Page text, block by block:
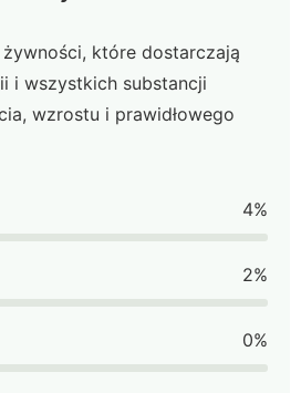
żywności, które dostarczają
i wszystkich substancji
wzrostu i prawidłowego
4%
2%
0%